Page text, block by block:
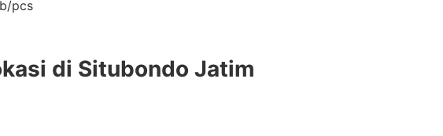
pcs
di Situbondo Jatim